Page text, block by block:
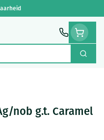
Zoek
nob g.t. Caramel